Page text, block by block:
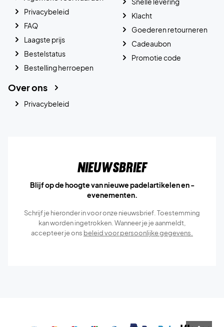
Privacybeleid
FAQ
Laagste prijs
Bestelstatus
Bestelling herroepen
Klacht
Goederen retourneren
Cadeaubon
Promotie code
Over ons
Privacybeleid
Nieuwsbrief
Blijf op de hoogte van nieuwe padelartikelen en -
evenementen.
Schrijf je hieronder in voor onze nieuwsbrief. Toestemming
kan worden ingetrokken. Wanneer je je aanmeldt,
accepteer je ons beleid voor persoonlijke gegevens.